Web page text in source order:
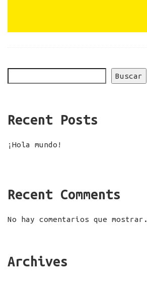
Buscar
Recent Posts
¡Hola mundo!
Recent Comments
No hay comentarios que mostrar.
Archives